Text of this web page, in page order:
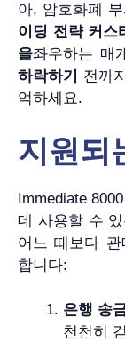
아, 암호화폐
이딩 전략 커스
을좌우하는 매
하락하기
전까
억하세요.
지원되
Immediate
데 사용할 수
어느 때보다
합니다:
은행 송
천천히